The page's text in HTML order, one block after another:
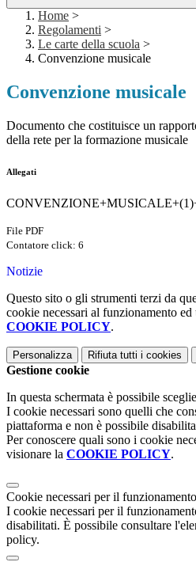
Home >
Regolamenti >
Le carte della scuola >
Convenzione musicale
Convenzione musicale
Documento che costituisce un
della rete per la formazione musicale
Allegati
File PDF
Contatore click: 6
Notizie
Questo sito o gli strumenti terzi da
cookie necessari al funzionamento
COOKIE POLICY.
Personalizza Rifiuta tutti i cookies
Gestione cookie
In questa schermata è possibile
I cookie necessari sono quelli che
piattaforma e non è possibile
Per conoscere quali sono i cookie
visionare la COOKIE POLICY.
Cookie necessari per il funzionamento
I cookie necessari per il
disabilitati. È possibile consultare
policy.